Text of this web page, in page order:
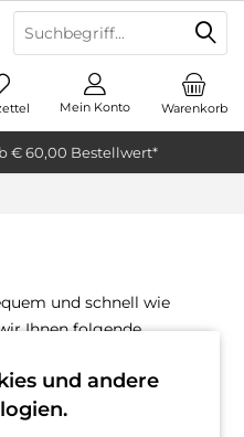
€ 60,00 Bestellwert*
Warenkorb
Mein Konto
und schnell wie
Ihnen folgende
und andere